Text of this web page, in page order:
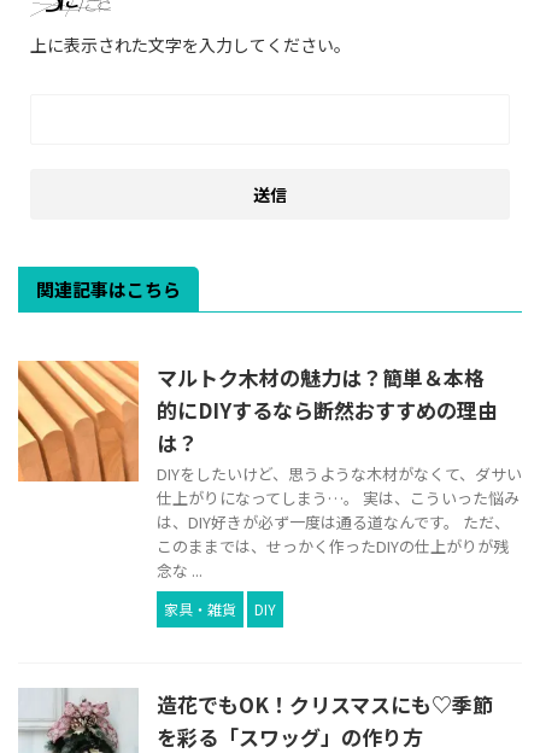
上に表示された文字を入力してください。
関連記事はこちら
マルトク木材の魅力は？簡単＆本格
的にDIYするなら断然おすすめの理由
は？
DIYをしたいけど、思うような木材がなくて、ダサい
仕上がりになってしまう…。 実は、こういった悩み
は、DIY好きが必ず一度は通る道なんです。 ただ、
このままでは、せっかく作ったDIYの仕上がりが残
念な ...
家具・雑貨 DIY
造花でもOK！クリスマスにも♡季節
を彩る「スワッグ」の作り方